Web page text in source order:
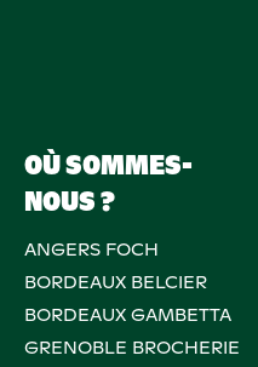
OÙ SOMMES-
NOUS ?
ANGERS FOCH
BORDEAUX BELCIER
BORDEAUX GAMBETTA
GRENOBLE BROCHERIE